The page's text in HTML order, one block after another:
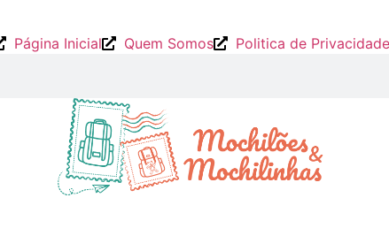
Página Inicial
Quem Somos Politica de Privacidade